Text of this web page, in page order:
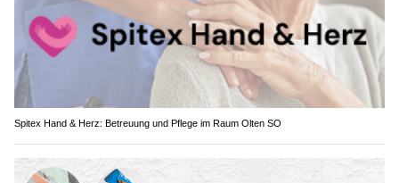
Spitex Hand & Herz: Betreuung und Pflege im Raum Olten SO